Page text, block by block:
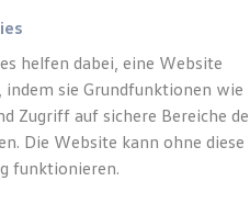
helfen dabei, eine Website
indem sie Grundfunktionen wie
Zugriff auf sichere Bereiche
Die Website kann ohne diese
funktionieren.